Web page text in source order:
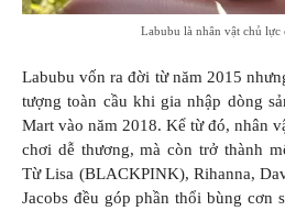
Labubu là nhân vật chủ lực
Labubu vốn ra đời từ năm 2015
tượng toàn cầu khi gia nhập dòng
Mart vào năm 2018. Kể từ đó, nhân
chơi dễ thương, mà còn trở thành
Từ Lisa (BLACKPINK), Rihanna,
Jacobs đều góp phần thổi bùng cơn